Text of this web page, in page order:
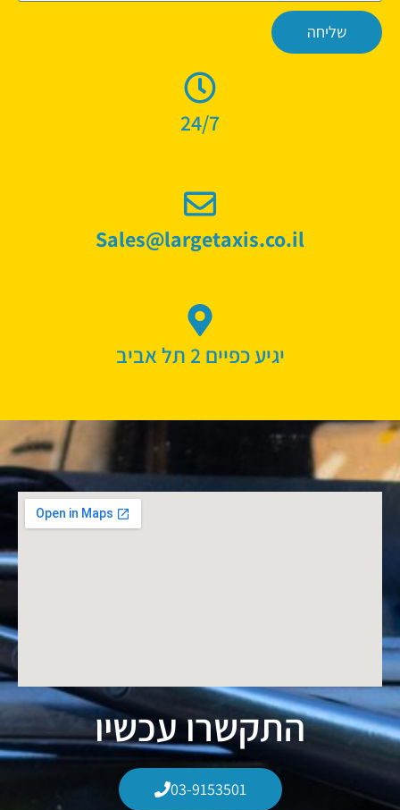
שליחה
24/7
Sales@largetaxis.co.il
יגיע כפיים 2 תל אביב
התקשרו עכשיו
03-9153501